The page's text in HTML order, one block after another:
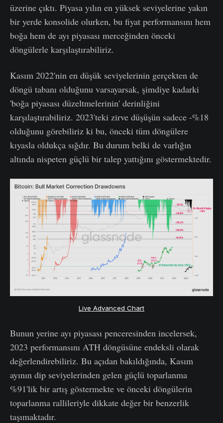
üzerine çıktı. Piyasa yılın en yüksek seviyelerine yakın
bir yerde konsolide olurken, bu fiyat performansını hem
boğa hem de ayı piyasası merceğinden önceki
döngülerle karşılaştırabiliriz.
Kasım 2022'nin en düşük seviyelerinin gerçekten de
döngü tabanı olduğunu varsayarsak, şimdiye kadarki
'boğa piyasası düzeltmelerinin' derinliğini
karşılaştırabiliriz. 2023'teki zirve düşüşün sadece -%18
olduğunu görebiliriz ki bu, önceki tüm döngülere
kıyasla oldukça sığdır. Bu durum belki de varlığın
altında nispeten güçlü bir talep yattığını göstermektedir.
Live Advanced Chart
Bunun yerine ayı piyasası penceresinden incelersek,
2023 performansını ATH döngüsüne endeksli olarak
değerlendirebiliriz. Bu açıdan bakıldığında, Kasım
ayının dip seviyelerinden gelen güçlü toparlanma
%91'lik bir artış göstermekte ve önceki döngülerin
toparlanma rallileriyle dikkate değer bir benzerlik
taşımaktadır.